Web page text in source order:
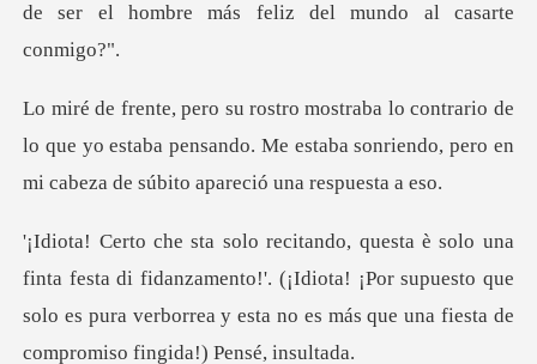
de
de
lo que yo estaba pensando. Me estaba sonriendo, per
i fidanzamento!'. (¡Idiota! ¡Por supuesto que
solo es pura verborrea y